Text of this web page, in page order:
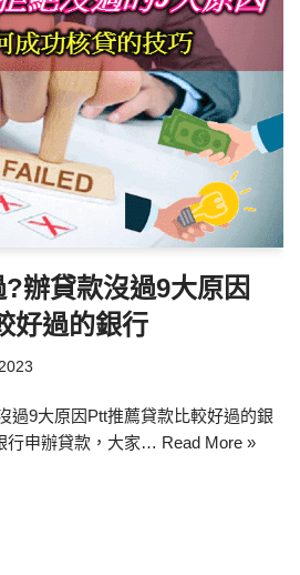
辦貸款沒過9大原因
好過的銀行
過9大原因Ptt推薦貸款比較好過的銀
行申辦貸款，大家… Read More »